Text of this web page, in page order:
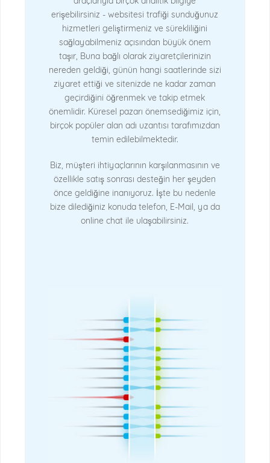
erişebilirsiniz - websitesi trafiği sunduğunuz
hizmetleri geliştirmeniz ve sürekliliğini
sağlayabilmeniz açısından büyük önem
taşır, Buna bağlı olarak ziyaretçilerinizin
nereden geldiği, günün hangi saatlerinde sizi
ziyaret ettiği ve sitenizde ne kadar zaman
geçirdiğini öğrenmek ve takip etmek
önemlidir. Küresel pazarı önemsediğimiz için,
birçok popüler alan adı uzantısı tarafımızdan
temin edilebilmektedir.
Biz, müşteri ihtiyaçlarının karşılanmasının ve
özellikle satış sonrası desteğin her şeyden
önce geldiğine inanıyoruz. İşte bu nedenle
bize dilediğiniz konuda telefon, E-Mail, ya da
online chat ile ulaşabilirsiniz.